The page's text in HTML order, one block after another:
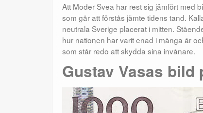
Att Moder Svea har rest sig jämfört med
som går att förstås jämte tidens tand.
neutrala Sverige placerat i mitten.
hur nationen har varit enad i många år
som står redo att skydda sina invånare.
Gustav Vasas bild